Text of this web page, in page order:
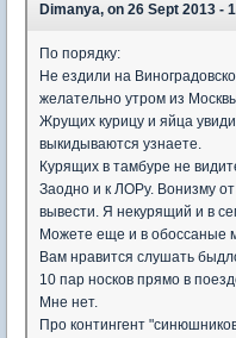
Dimanya, on 26 Sept 2013 -
По порядку:
Не ездили на
желательно утром из
Жрущих курицу и яйца
выкидываются узнаете.
Курящих в тамбуре не
Заодно и к ЛОРу. Вонизму
вывести. Я некурящий и в
Можете еще и в обоссаные
Вам нравится слушать
10 пар носков прямо в
Мне нет.
Про контингент